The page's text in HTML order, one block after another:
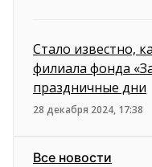
Стало известно,
филиала фонда
праздничные дни
28 декабря 2024, 17:38
Все новости